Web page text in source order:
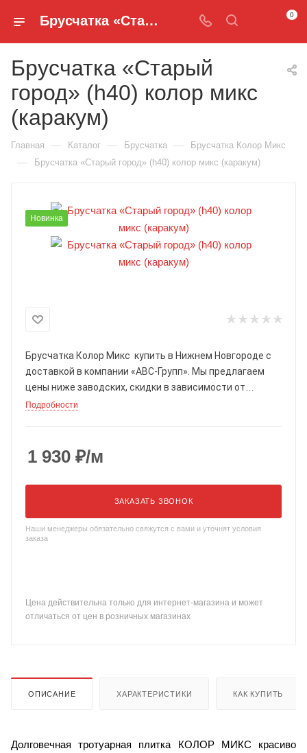
Брусчатка «Старый город» (h40) колор микс (каракум) - Брусчатка Колор Микс купить в Нижнем Новгороде - Брусчатка и Бордюры 0
Брусчатка «Старый
город» (h40) колор микс
(каракум)
Главная — Каталог — Брусчатка — Брусчатка Колор Микс
— Брусчатка «Старый город» (h40) колор микс (каракум)
Новинка
Брусчатка Колор Микс купить в Нижнем Новгороде с
доставкой в компании «АВС-Групп». Мы предлагаем
цены ниже заводских, скидки в зависимости от
объема. В нашем офисе продаж вы можете
Подробности
1 930 ₽/м
ЗАКАЗАТЬ ЗВОНОК
Наши менеджеры обязательно свяжутся с вами и уточнят условия
заказа
Цена действительна только для интернет-магазина и может
отличаться от цен в розничных магазинах
ОПИСАНИЕ ХАРАКТЕРИСТИКИ КАК КУПИТЬ
Долговечная тротуарная плитка КОЛОР МИКС красиво